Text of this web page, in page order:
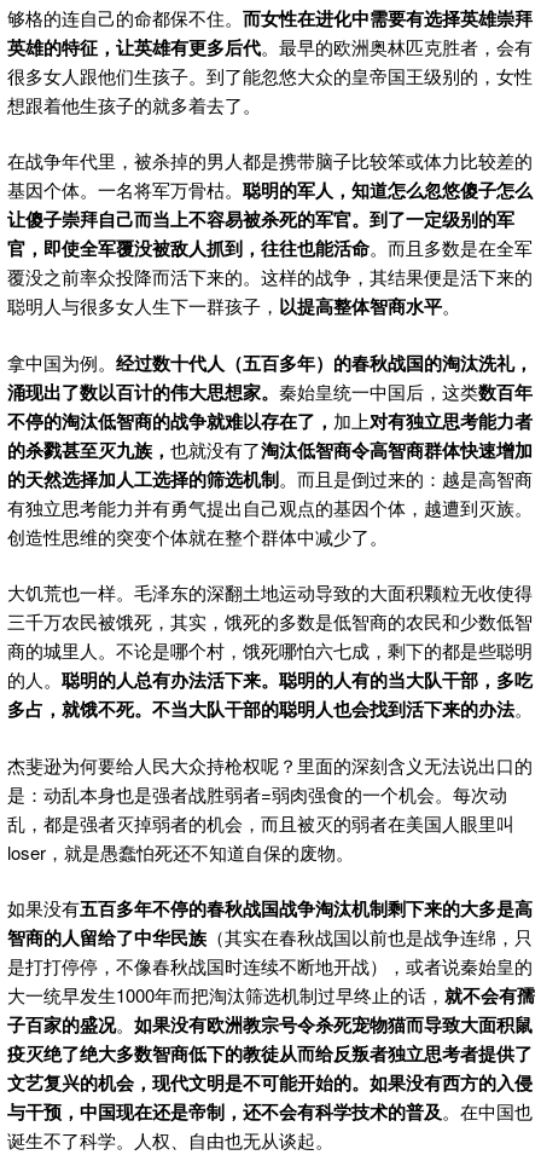
够格的连自己的命都保不住。 而女性在进化中需要有选择英雄崇拜
英雄的特征，让英雄有更多后代。最早的欧洲奥林匹克胜者，会有
很多女人跟他们生孩子。到了能忽悠大众的皇帝国王级别的，女性
想跟着他生孩子的就多着去了。
在战争年代里，被杀掉的男人都是携带脑子比较笨或体力比较差的
基因个体。一名将军万骨枯。 聪明的军人，知道怎么忽悠傻子怎么
让傻子崇拜自己而当上不容易被杀死的军官。到了一定级别的军
官，即使全军覆没被敌人抓到，往往也能活命。而且多数是在全军
覆没之前率众投降而活下来的。这样的战争，其结果便是活下来的
聪明人与很多女人生下一群孩子， 以提高整体智商水平。
拿中国为例。 经过数十代人（五百多年）的春秋战国的淘汰洗礼，
涌现出了数以百计的伟大思想家。 秦始皇统一中国后，这类数百年
不停的淘汰低智商的战争就难以存在了， 加上对有独立思考能力者
的杀戮甚至灭九族， 也就没有了淘汰低智商令高智商群体快速增加
的天然选择加人工选择的筛选机制。而且是倒过来的：越是高智商
有独立思考能力并有勇气提出自己观点的基因个体，越遭到灭族。
创造性思维的突变个体就在整个群体中减少了。
大饥荒也一样。毛泽东的深翻土地运动导致的大面积颗粒无收使得
三千万农民被饿死，其实，饿死的多数是低智商的农民和少数低智
商的城里人。不论是哪个村，饿死哪怕六七成，剩下的都是些聪明
的人。 聪明的人总有办法活下来。聪明的人有的当大队干部，多吃
多占，就饿不死。不当大队干部的聪明人也会找到活下来的办法。
杰斐逊为何要给人民大众持枪权呢？里面的深刻含义无法说出口的
是：动乱本身也是强者战胜弱者=弱肉强食的一个机会。每次动
乱，都是强者灭掉弱者的机会，而且被灭的弱者在美国人眼里叫
loser，就是愚蠢怕死还不知道自保的废物。
如果没有五百多年不停的春秋战国战争淘汰机制剩下来的大多是高
智商的人留给了中华民族 （其实在春秋战国以前也是战争连绵，只
是打打停停，不像春秋战国时连续不断地开战），或者说秦始皇的
大一统早发生1000年而把淘汰筛选机制过早终止的话， 就不会有孺
子百家的盛况。 如果没有欧洲教宗号令杀死宠物猫而导致大面积鼠
疫灭绝了绝大多数智商低下的教徒从而给反叛者独立思考者提供了
文艺复兴的机会，现代文明是不可能开始的。如果没有西方的入侵
与干预，中国现在还是帝制，还不会有科学技术的普及。在中国也
诞生不了科学。人权、自由也无从谈起。